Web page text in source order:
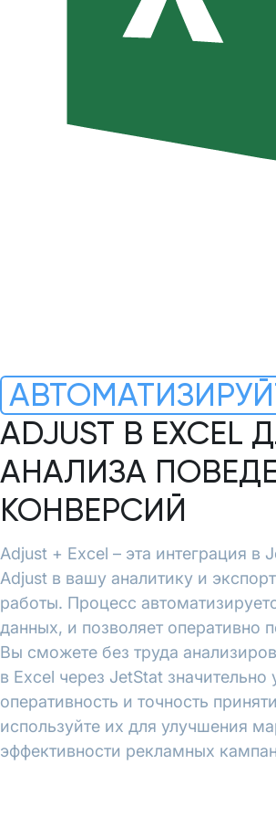
ADJUST В
АНАЛИЗА
КОНВЕРСИЙ
Adjust + Excel – эта интеграция в
Adjust в вашу аналитику и
работы. Процесс
данных, и позволяет оперативно
Вы сможете без труда
в Excel через JetStat
оперативность и точность
используйте их для улучшения
эффективности рекламных